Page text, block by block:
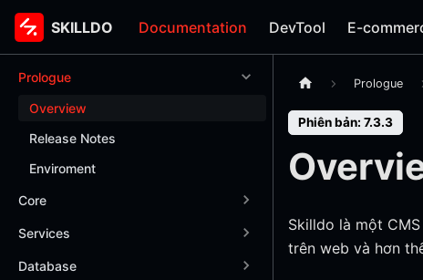
SKILLDO Documentation DevTool E-
SKILLDO
Prologue
Overview
Release Notes
Enviroment
Core
Services
Database
Prologue
Phiên bản: 7.3.3
Skilldo là một
trên web và hơn